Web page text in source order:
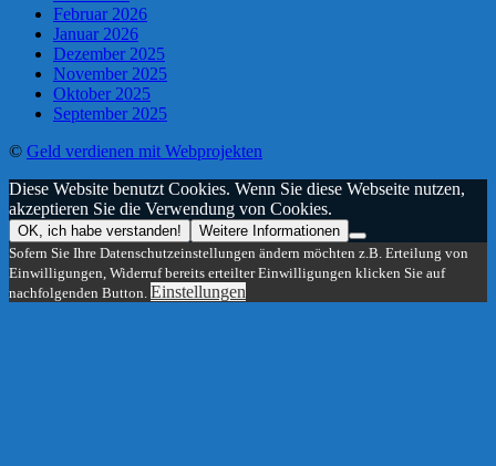
Februar 2026
Januar 2026
Dezember 2025
November 2025
Oktober 2025
September 2025
© Geld verdienen mit Webprojekten
Diese Website benutzt Cookies. Wenn Sie diese Webseite nutzen,
akzeptieren Sie die Verwendung von Cookies.
OK, ich habe verstanden!
Weitere Informationen
Sofern Sie Ihre Datenschutzeinstellungen ändern möchten z.B. Erteilung von
Einwilligungen, Widerruf bereits erteilter Einwilligungen klicken Sie auf
nachfolgenden Button. Einstellungen